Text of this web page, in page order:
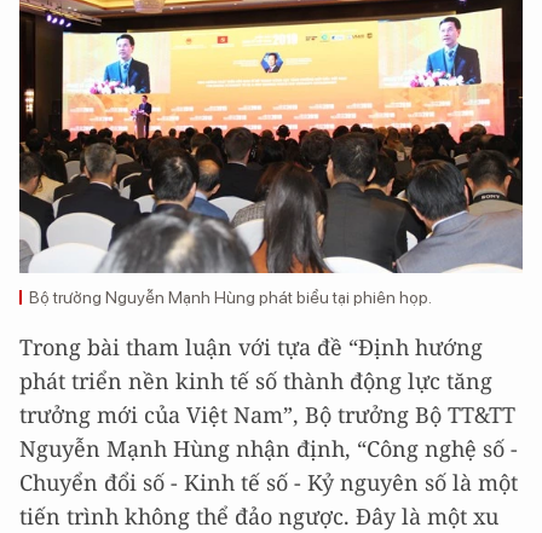
Bộ trưởng Nguyễn Mạnh Hùng phát biểu tại phiên họp.
Trong bài tham luận với tựa đề “Định hướng
phát triển nền kinh tế số thành động lực tăng
trưởng mới của Việt Nam”, Bộ trưởng Bộ TT&TT
Nguyễn Mạnh Hùng nhận định, “Công nghệ số -
Chuyển đổi số - Kinh tế số - Kỷ nguyên số là một
tiến trình không thể đảo ngược. Đây là một xu